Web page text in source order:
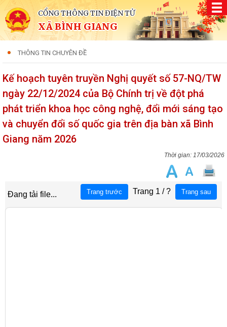
CỔNG THÔNG TIN ĐIỆN TỬ
XÃ BÌNH GIANG
THÔNG TIN CHUYÊN ĐỀ
Kế hoạch tuyên truyền Nghị quyết số 57-NQ/TW
ngày 22/12/2024 của Bộ Chính trị về đột phá
phát triển khoa học công nghệ, đổi mới sáng tạo
và chuyển đổi số quốc gia trên địa bàn xã Bình
Giang năm 2026
17/03/2026